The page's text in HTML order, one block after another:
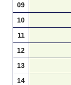
09
10
11
12
13
14